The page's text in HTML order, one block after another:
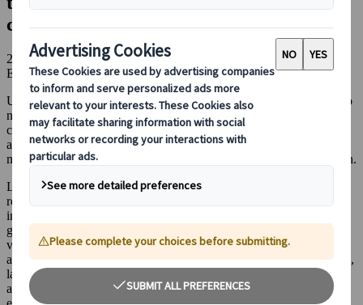
callejeros
21 abr 2023
Experiencias gastronómicas
Una observación muy habitual entre viajeros es que, a pesar del alto
nivel de vida que hay en Japón, comer en restaurantes y puestos
callejeros resulta realmente barato. Lógicamente, no es el destino
asiático con la oferta más económica en este aspecto ni mucho
menos, de hecho posiblemente sea de los más caros en comparación.
Lo que sí es cierto es que la relación calidad/precio de la
restauración japonesa es excelente. Como es natural, esto se ve
influenciado en gran medida por la extraordinaria cultura
gastronómica nipona, que utiliza muchos ingredientes de origen
vegetal para sus platos del día a día. Ya sabes de qué hablamos:
arroz, soja, col, nabo o cebollino son algunos de ellos. Por supuesto,
las materias primas de origen animal también son populares por su
alta calidad, en especial el pescado y el marisco, cuyo máximo